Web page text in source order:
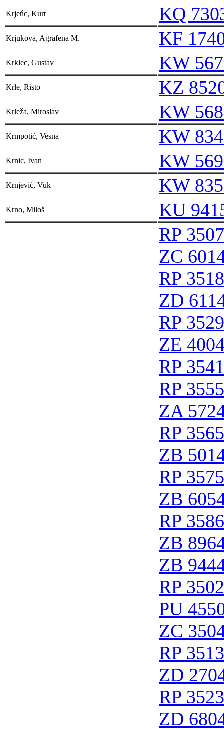
Krjeńc, Kurt KQ
Krjukova, Agrafena M. KF
Krklec, Gustav KW
Krle, Risto KZ
Krleža, Miroslav KW
Krmpotić, Vesna KW
Krnic, Ivan KW
Krnjević, Vuk KW
Krno, Miloš
KU
RP
ZC
RP
ZD
RP
ZE
RP
RP
ZA
RP
ZB
RP
ZB
RP
ZB
ZB
RP
PU
ZC
RP
ZD
RP
ZD